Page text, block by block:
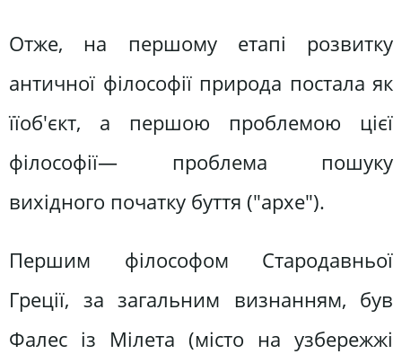
Отже, на першому етапі розвитку
античної філософії природа постала як
їїоб'єкт, а першою проблемою цієї
філософії— проблема пошуку
вихідного початку буття ("архе").
Першим філософом Стародавньої
Греції, за загальним визнанням, був
Фалес із Мілета (місто на узбережжі